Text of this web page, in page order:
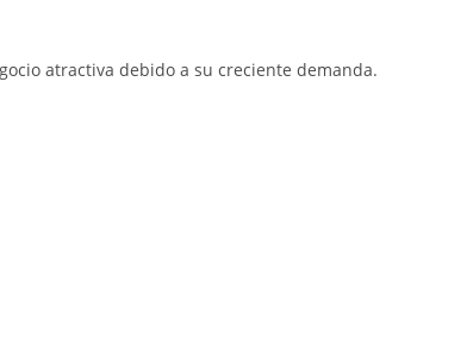
atractiva debido a su creciente demanda.